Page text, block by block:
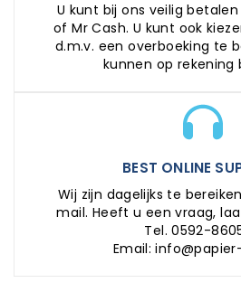
U kunt bij ons veilig betalen
of Mr Cash. U kunt ook
d.m.v. een overboeking te
kunnen op rekening
BEST ONLINE
Wij zijn dagelijks te
mail. Heeft u een vraag,
Tel. 0592-
Email: